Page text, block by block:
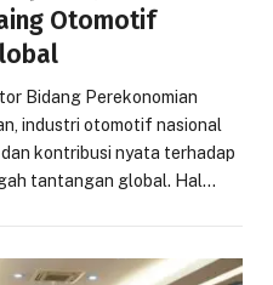
Otomotif
Bidang Perekonomian
industri otomotif nasional
kontribusi nyata terhadap
tantangan global. Hal…